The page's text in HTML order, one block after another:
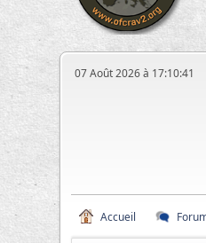
07 Août 2026 à 17:10:41
Accueil